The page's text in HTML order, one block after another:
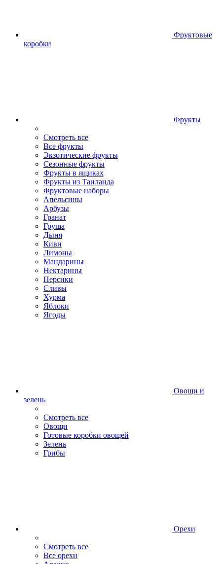
Фруктовые
коробки
Фрукты
Смотреть все
Все фрукты
Экзотические фрукты
Сезонные фрукты
Фрукты в ящиках
Фрукты из Таиланда
Фруктовые наборы
Апельсины
Арбузы
Гранат
Груша
Дыня
Киви
Лимоны
Мандарины
Нектарины
Персики
Сливы
Хурма
Яблоки
Ягоды
Овощи и
зелень
Смотреть все
Овощи
Готовые коробки овощей
Зелень
Грибы
Орехи
Смотреть все
Все орехи